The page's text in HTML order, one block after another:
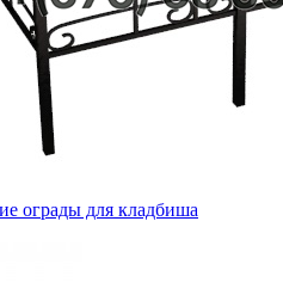
ограды для кладбиша